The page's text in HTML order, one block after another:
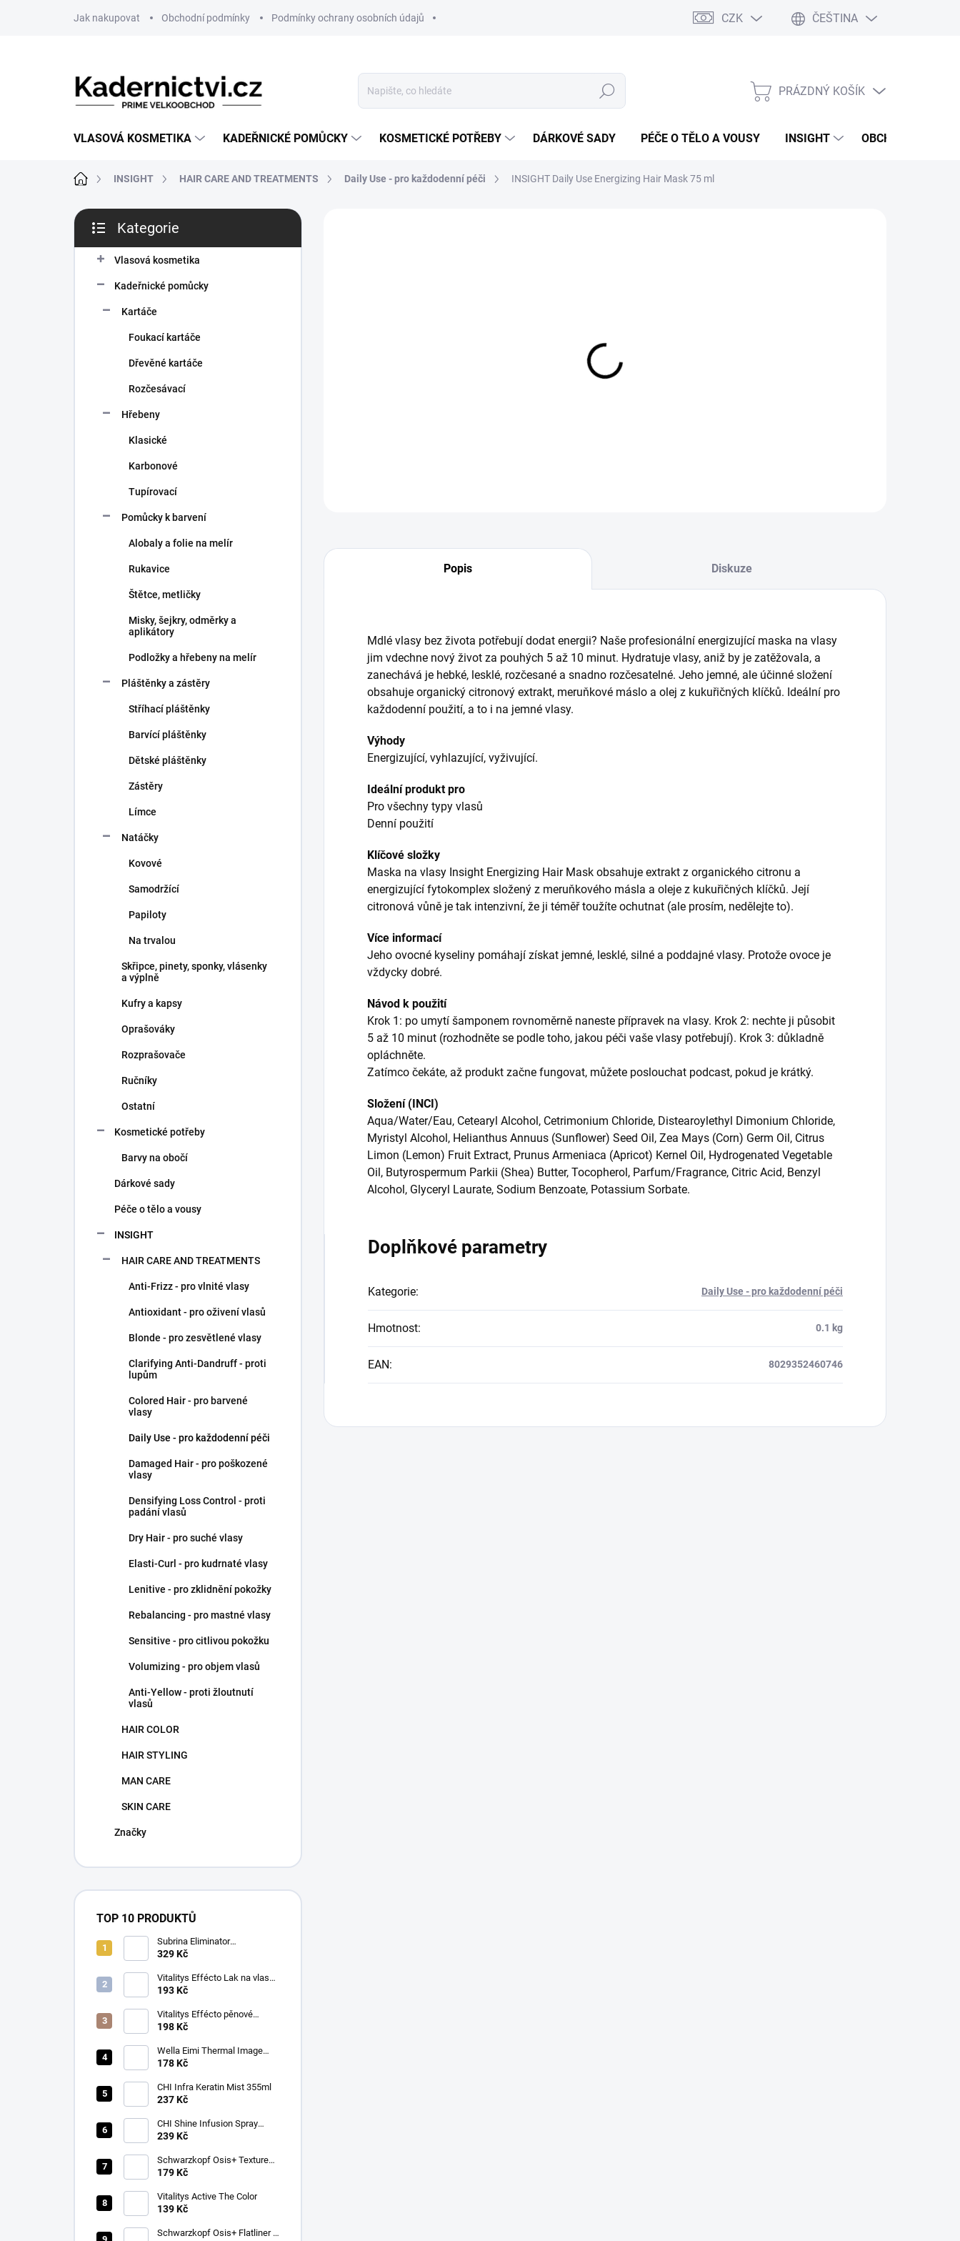
Jak nakupovat Obchodní podmínky Podmínky ochrany osobních údajů CZK ČEŠTINA
Hledat
NÁKUPNÍ
PRÁZDNÝ KOŠÍK
VLASOVÁ KOSMETIKA KADEŘNICKÉ POMŮCKY KOSMETICKÉ POTŘEBY DÁRKOVÉ SADY PÉČE O TĚLO A VOUSY INSIGHT OBCHODNÍ
Domů INSIGHT HAIR CARE AND TREATMENTS Daily Use - pro každodenní péči INSIGHT Daily Use Energizing Hair Mask 75 ml
P
s
kategorie
Kategorie
Vlasová kosmetika
Kadeřnické pomůcky
Kartáče
Foukací kartáče
Dřevěné kartáče
Rozčesávací
Hřebeny
Klasické
Karbonové
Tupírovací
Pomůcky k barvení
Alobaly a folie na melír
Rukavice
Štětce, metličky
Misky, šejkry, odměrky a
aplikátory
Podložky a hřebeny na melír
Pláštěnky a zástěry
Stříhací pláštěnky
Barvící pláštěnky
Dětské pláštěnky
Zástěry
Límce
Natáčky
Kovové
Samodržící
Papiloty
Na trvalou
Skřipce, pinety, sponky, vlásenky
a výplně
Kufry a kapsy
Oprašováky
Rozprašovače
Ručníky
Ostatní
Kosmetické potřeby
Barvy na obočí
Dárkové sady
Péče o tělo a vousy
INSIGHT
HAIR CARE AND TREATMENTS
Anti-Frizz - pro vlnité vlasy
Antioxidant - pro oživení vlasů
Blonde - pro zesvětlené vlasy
Clarifying Anti-Dandruff - proti
lupům
Colored Hair - pro barvené
vlasy
Daily Use - pro každodenní péči
Damaged Hair - pro poškozené
vlasy
Densifying Loss Control - proti
padání vlasů
Dry Hair - pro suché vlasy
Elasti-Curl - pro kudrnaté vlasy
Lenitive - pro zklidnění pokožky
Rebalancing - pro mastné vlasy
Sensitive - pro citlivou pokožku
Volumizing - pro objem vlasů
Anti-Yellow - proti žloutnutí
vlasů
HAIR COLOR
HAIR STYLING
MAN CARE
SKIN CARE
Značky
TOP 10 PRODUKTŮ
Subrina Eliminator
odstraňovač barvy 2 x 100 ml
329 Kč
Vitalitys Effécto Lak na vlasy
silný 500 ml
193 Kč
Vitalitys Effécto pěnové
tužidlo silné 250 ml
198 Kč
Wella Eimi Thermal Image
150 ml
178 Kč
CHI Infra Keratin Mist 355ml
237 Kč
CHI Shine Infusion Spray
150g
239 Kč
Schwarzkopf Osis+ Texture
Thrill stylingová vláknitá guma
179 Kč
Vitalitys Active The Color
139 Kč
Schwarzkopf Osis+ Flatliner –
Popis Diskuze
Mdlé vlasy bez života potřebují dodat energii? Naše profesionální energizující maska na vlasy
jim vdechne nový život za pouhých 5 až 10 minut. Hydratuje vlasy, aniž by je zatěžovala, a
zanechává je hebké, lesklé, rozčesané a snadno rozčesatelné. Jeho jemné, ale účinné složení
obsahuje organický citronový extrakt, meruňkové máslo a olej z kukuřičných klíčků. Ideální pro
každodenní použití, a to i na jemné vlasy.
Výhody
Energizující, vyhlazující, vyživující.
Ideální produkt pro
Pro všechny typy vlasů
Denní použití
Klíčové složky
Maska na vlasy Insight Energizing Hair Mask obsahuje extrakt z organického citronu a
energizující fytokomplex složený z meruňkového másla a oleje z kukuřičných klíčků. Její
citronová vůně je tak intenzivní, že ji téměř toužíte ochutnat (ale prosím, nedělejte to).
Více informací
Jeho ovocné kyseliny pomáhají získat jemné, lesklé, silné a poddajné vlasy. Protože ovoce je
vždycky dobré.
Návod k použití
Krok 1: po umytí šamponem rovnoměrně naneste přípravek na vlasy. Krok 2: nechte ji působit
5 až 10 minut (rozhodněte se podle toho, jakou péči vaše vlasy potřebují). Krok 3: důkladně
opláchněte.
Zatímco čekáte, až produkt začne fungovat, můžete poslouchat podcast, pokud je krátký.
Složení (INCI)
Aqua/Water/Eau, Cetearyl Alcohol, Cetrimonium Chloride, Distearoylethyl Dimonium Chloride,
Myristyl Alcohol, Helianthus Annuus (Sunflower) Seed Oil, Zea Mays (Corn) Germ Oil, Citrus
Limon (Lemon) Fruit Extract, Prunus Armeniaca (Apricot) Kernel Oil, Hydrogenated Vegetable
Oil, Butyrospermum Parkii (Shea) Butter, Tocopherol, Parfum/Fragrance, Citric Acid, Benzyl
Alcohol, Glyceryl Laurate, Sodium Benzoate, Potassium Sorbate.
Doplňkové parametry
Kategorie: Daily Use - pro každodenní péči
Hmotnost: 0.1 kg
EAN: 8029352460746